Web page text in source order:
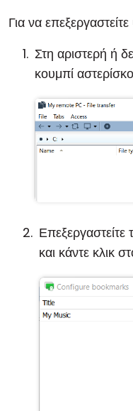
Για να
Στη αριστερή ή
κουμπί
Επεξεργαστείτε
και κάντε κλικ